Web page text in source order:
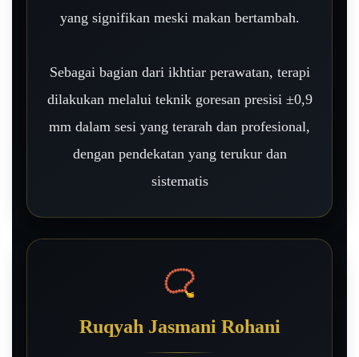
yang signifikan meski makan bertambah.
Sebagai bagian dari ikhtiar perawatan, terapi
dilakukan melalui teknik goresan presisi ±0,9
mm dalam sesi yang terarah dan profesional,
dengan pendekatan yang terukur dan
sistematis
📿
Ruqyah Jasmani Rohani